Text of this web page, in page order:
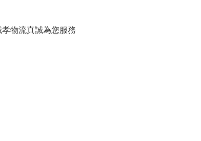
孝物流真誠為您服務